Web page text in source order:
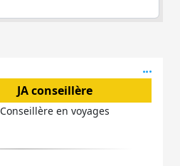
JA conseillère
Conseillère en voyages